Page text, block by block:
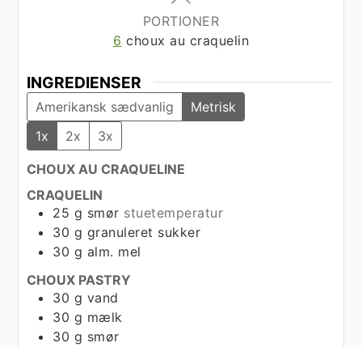
PORTIONER
6 choux au craquelin
INGREDIENSER
Amerikansk sædvanlig
Metrisk
1x
2x 3x
CHOUX AU CRAQUELINE
CRAQUELIN
25 g smør stuetemperatur
30 g granuleret sukker
30 g alm. mel
CHOUX PASTRY
30 g vand
30 g mælk
30 g smør